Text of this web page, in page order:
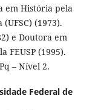
em História pela
(1973).
e Doutora em
FEUSP (1995).
– Nível 2.
Federal de